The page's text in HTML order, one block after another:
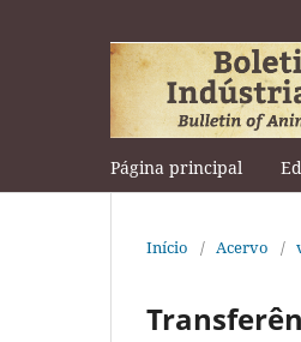
Página principal
Início / Acervo /